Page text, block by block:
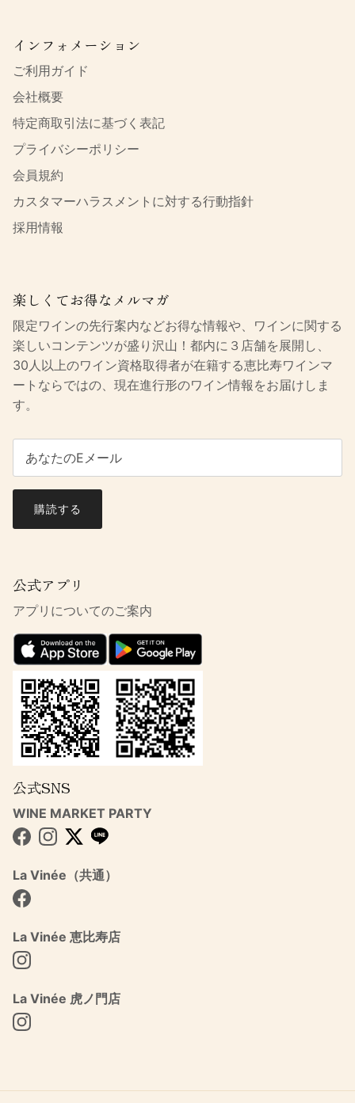
インフォメーション
ご利用ガイド
会社概要
特定商取引法に基づく表記
プライバシーポリシー
会員規約
カスタマーハラスメントに対する行動指針
採用情報
楽しくてお得なメルマガ
限定ワインの先行案内などお得な情報や、ワインに関する
楽しいコンテンツが盛り沢山！都内に３店舗を展開し、
30人以上のワイン資格取得者が在籍する恵比寿ワインマ
ートならではの、現在進行形のワイン情報をお届けしま
す。
購読する
公式アプリ
アプリについてのご案内
公式SNS
WINE MARKET PARTY
Facebook
Instagram
Twitter
La Vinée（共通）
Facebook
La Vinée 恵比寿店
Instagram
La Vinée 虎ノ門店
Instagram